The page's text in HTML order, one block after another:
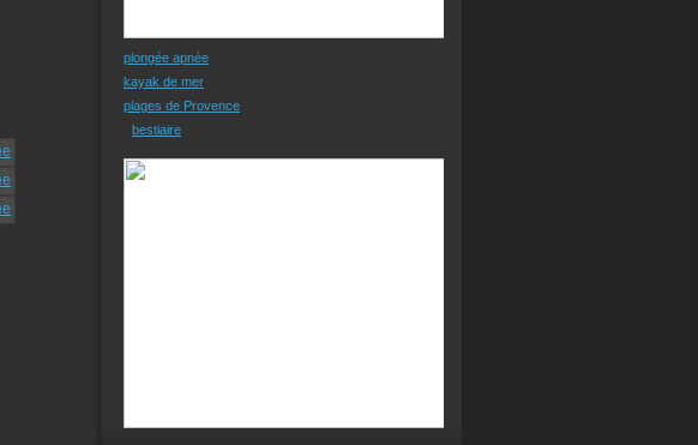
plongée apnée
kayak de mer
plages de Provence
bestiaire